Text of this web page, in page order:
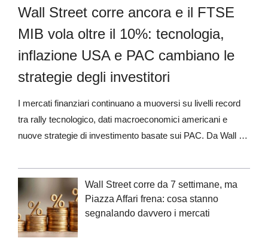
Wall Street corre ancora e il FTSE
MIB vola oltre il 10%: tecnologia,
inflazione USA e PAC cambiano le
strategie degli investitori
I mercati finanziari continuano a muoversi su livelli record
tra rally tecnologico, dati macroeconomici americani e
nuove strategie di investimento basate sui PAC. Da Wall …
Wall Street corre da 7 settimane, ma
Piazza Affari frena: cosa stanno
segnalando davvero i mercati